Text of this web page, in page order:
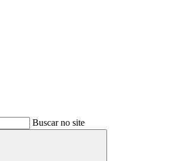
Buscar no site